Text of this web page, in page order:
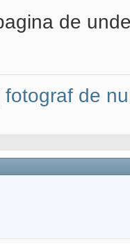
de
fotograf de